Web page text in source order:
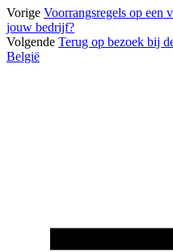
Vorige Voorrangsregels op een
jouw bedrijf?
Volgende Terug op bezoek bij
België